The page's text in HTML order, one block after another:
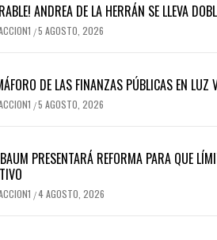
ANDREA DE LA HERRÁN SE LLEVA
/5 AGOSTO, 2026
DE LAS FINANZAS PÚBLICAS EN LUZ
/5 AGOSTO, 2026
PRESENTARÁ REFORMA PARA QUE
/4 AGOSTO, 2026